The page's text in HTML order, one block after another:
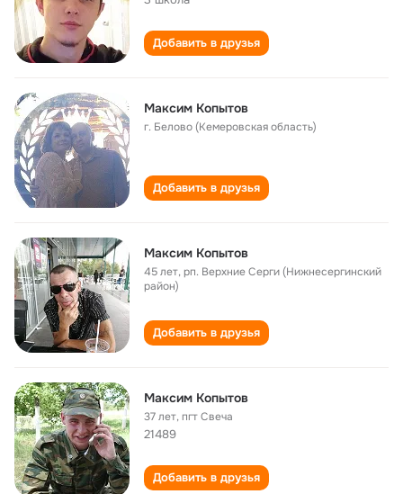
Добавить в друзья
Максим Копытов
г. Белово (Кемеровская область)
Добавить в друзья
Максим Копытов
45 лет,рп. Верхние Серги (Нижнесергинский
район)
Добавить в друзья
Максим Копытов
37 лет,пгт Свеча
21489
Добавить в друзья